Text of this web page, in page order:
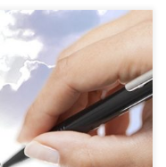
Carismática Católica
da RCC, Katia Roldi
bimestre, oferecem
trabalho de evangelização
e compartilhe […]